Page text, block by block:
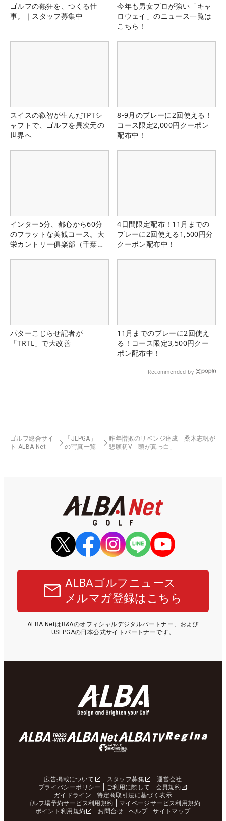
ゴルフの熱狂を、つくる仕
事。｜スタッフ募集中
今年も男女プロが強い「キャ
ロウェイ」のニュース一覧は
こちら！
スイスの叡智が生んだTPTシ
ャフトで、ゴルフを異次元の
世界へ
8-9月のプレーに2回使える！
コース限定2,000円クーポン
配布中！
インター5分、都心から60分
のフラットな美観コース。大
栄カントリー俱楽部（千葉
4日間限定配布！11月までの
プレーに2回使える1,500円分
クーポン配布中！
パターこじらせ記者が
「TRTL」で大改善
11月までのプレーに2回使え
る！コース限定3,500円クー
ポン配布中！
Recommended by
ゴルフ総合サイ
ト ALBA Net
「JLPGA」
の写真一覧
昨年惜敗のリベンジ達成 桑木志帆が
悲願初V「頭が真っ白」
ALBAゴルフニュース
メルマガ登録はこちら
ALBA NetはR&Aのオフィシャルデジタルパートナー、および
USLPGAの日本公式サイトパートナーです。
広告掲載について スタッフ募集
運営会社
プライバシーポリシー
ご利用に際して
会員規約
ガイドライン
特定商取引法に基づく表示
ゴルフ場予約サービス利用規約
マイページサービス利用規約
ポイント利用規約
お問合せ ヘルプ サイトマップ